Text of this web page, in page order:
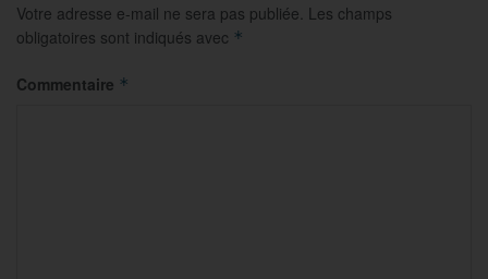
Votre adresse e-mail ne sera pas publiée. Les champs
obligatoires sont indiqués avec *
Commentaire *